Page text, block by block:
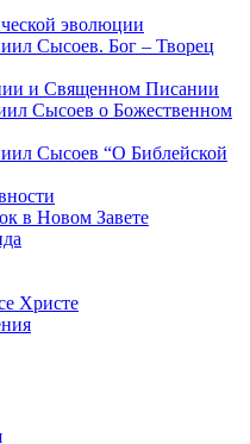
эволюции
Сысоев. Бог – Творец
и Священном Писании
Сысоев о Божественном
Сысоев “О Библейской
в Новом Завете
Христе